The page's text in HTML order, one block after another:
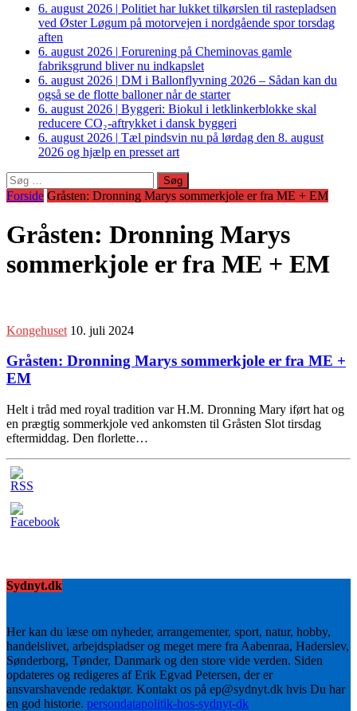
6. august 2026 | Politiet har lukket tilkørslen til rastepladsen
ved Øster Løgum på motorvejen i nordgående spor torsdag
aften
6. august 2026 | Forurening på Cheminovas gamle
fabriksgrund bliver nu indkapslet
6. august 2026 | DM i Ballonflyvning 2026 – Sådan kan du
også se de flotte balloner når de starter
6. august 2026 | Byggeri: Biokul i letklinkerblokke skal
reducere CO₂-aftrykket i dansk byggeri
6. august 2026 | Tæl pindsvin nu på lørdag den 8. august
2026 og hjælp en presset art
Søg
efter:
Forside Gråsten: Dronning Marys sommerkjole er fra ME + EM
Gråsten: Dronning Marys
sommerkjole er fra ME + EM
Kongehuset 10. juli 2024
Gråsten: Dronning Marys sommerkjole er fra ME +
EM
Helt i tråd med royal tradition var H.M. Dronning Mary iført hat og
en prægtig sommerkjole ved ankomsten til Gråsten Slot tirsdag
eftermiddag. Den florlette…
Sydnyt.dk
Her kan du læse om nyheder, arrangementer, sport, natur, hobby,
handelslivet, arbejdspladser og meget mere fra Aabenraa, Haderslev,
Sønderborg, Tønder, Danmark og den store vide verden. Siden
opdateres og redigeres af Erik Egvad Petersen, der er
ansvarshavende redaktør. Kontakt os på ep@sydnyt.dk hvis Du har
en god historie. persondatapolitik-hos-sydnyt-dk